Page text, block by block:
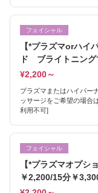
フェイシャル
【*プラズマorハイ
ド ブライトニング
¥2,200～
プラズマまたはハイパー
ッサージをご希望の場合
利用不可]
フェイシャル
【*プラズマオプ
￥2,200/15分￥